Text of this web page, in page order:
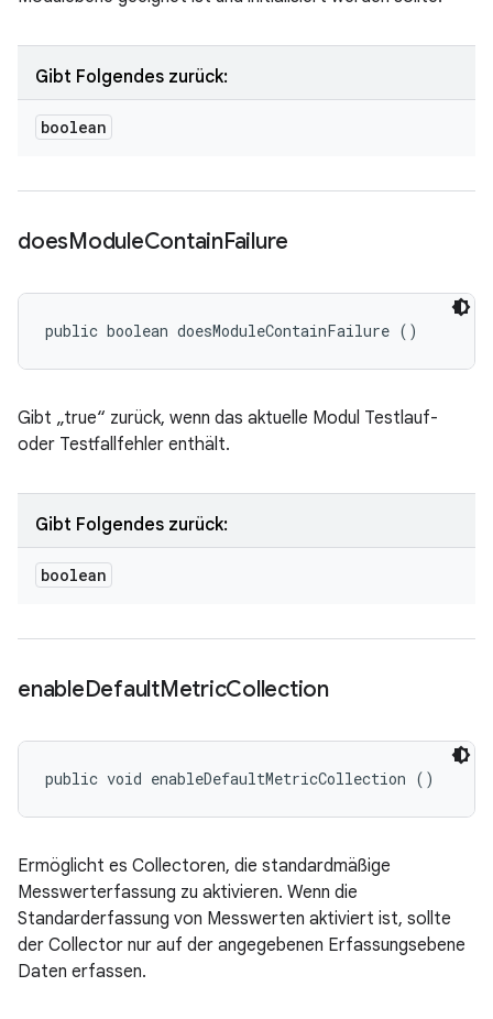
Gibt Folgendes zurück:
boolean
doesModuleContainFailure
public boolean doesModuleContainFailure ()
Gibt „true“ zurück, wenn das aktuelle Modul Testlauf-
oder Testfallfehler enthält.
Gibt Folgendes zurück:
boolean
enableDefaultMetricCollection
public void enableDefaultMetricCollection ()
Ermöglicht es Collectoren, die standardmäßige
Messwerterfassung zu aktivieren. Wenn die
Standarderfassung von Messwerten aktiviert ist, sollte
der Collector nur auf der angegebenen Erfassungsebene
Daten erfassen.